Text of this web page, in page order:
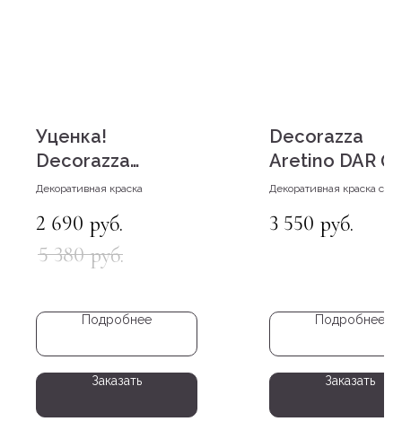
Уценка!
Decorazza
Lucetezza. База
Oro EM 800
Декоративная краска
2 690 руб.
5 380 руб.
Подробнее
Заказать
Decorazza
Aretino DAR
Декоративная краска с
переливов
3 550 руб.
Подробнее
Заказать
Пн-Сб 10:00 - 19:00
+79142231965
КОНТАКТЫ